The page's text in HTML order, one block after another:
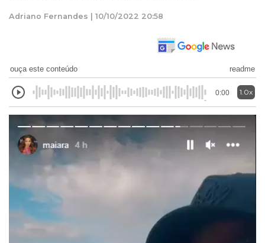
Adriano Fernandes | 10/10/2022 20:58
ouça este conteúdo readme
0:00 1.0x